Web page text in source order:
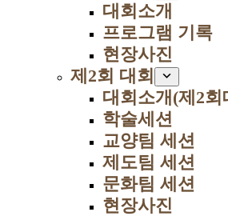
대회소개
프로그램 기록
현장사진
제2회 대회
대회소개(제2회
학술세션
교양팀 세션
제도팀 세션
문화팀 세션
현장사진